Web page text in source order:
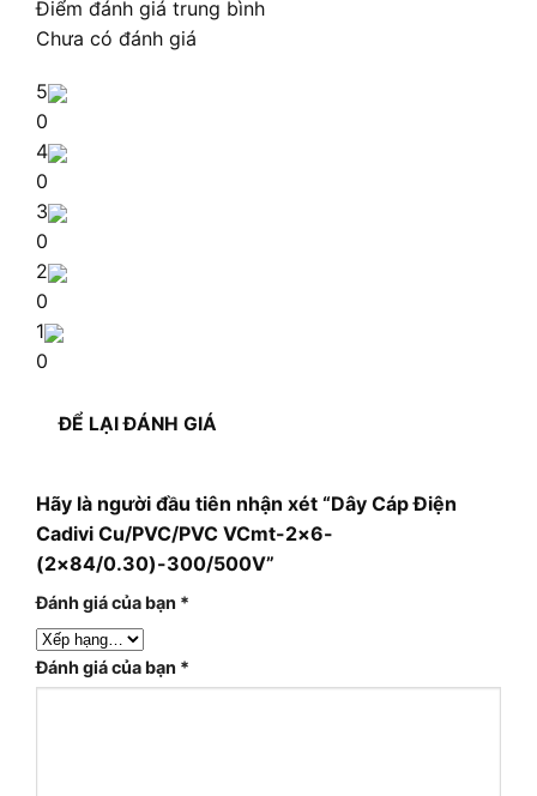
Điểm đánh giá trung bình
Chưa có đánh giá
5
0
4
0
3
0
2
0
1
0
ĐỂ LẠI ĐÁNH GIÁ
Hãy là người đầu tiên nhận xét “Dây Cáp Điện
Cadivi Cu/PVC/PVC VCmt-2×6-
(2×84/0.30)-300/500V”
Đánh giá của bạn *
Đánh giá của bạn *